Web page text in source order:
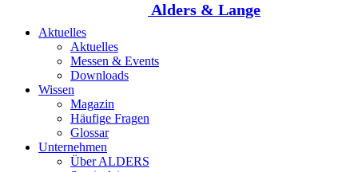
Alders & Lange
Aktuelles
Aktuelles
Messen & Events
Downloads
Wissen
Magazin
Häufige Fragen
Glossar
Unternehmen
Über ALDERS